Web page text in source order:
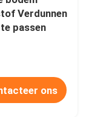
Verdunnen
passen
ons